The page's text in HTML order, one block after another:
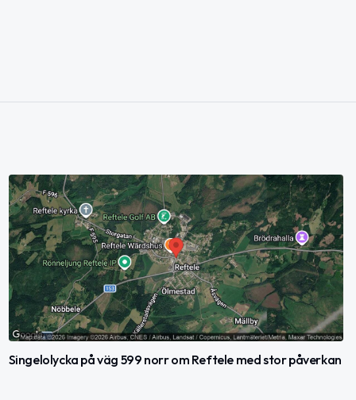
Singelolycka på väg 599 norr om Reftele med stor påverkan